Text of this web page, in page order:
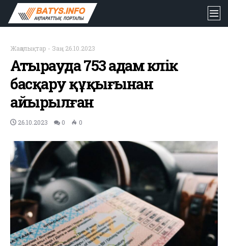
Жаңалықтар - Заң- 26.10.2023
Атырауда 753 адам көлік
басқару құқығынан
айырылған
26.10.2023 0 0